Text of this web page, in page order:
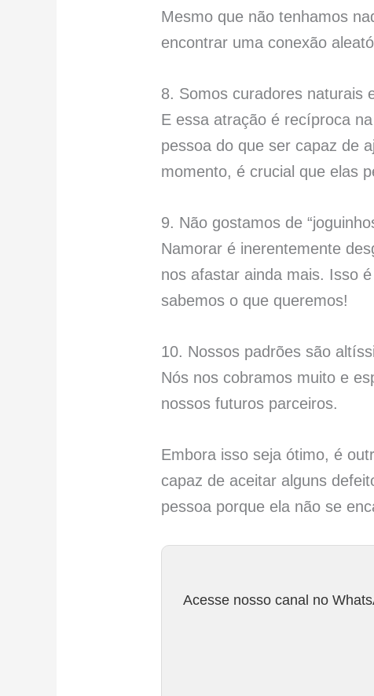
Mesmo que não tenhamos
encontrar uma conexão
8. Somos curadores naturais
E essa atração é recíproca
pessoa do que ser capaz de
momento, é crucial que elas
9. Não gostamos de
Namorar é inerentemente
nos afastar ainda mais. Isso
sabemos o que queremos!
10. Nossos padrões são
Nós nos cobramos muito e
nossos futuros parceiros.
Embora isso seja ótimo, é
capaz de aceitar alguns
pessoa porque ela não se
Acesse nosso canal no